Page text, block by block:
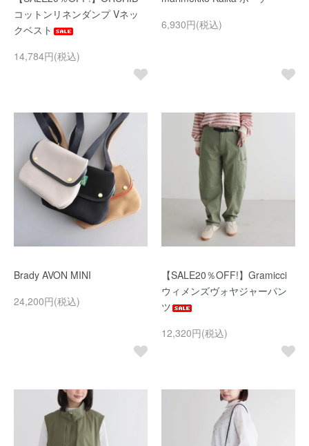
コットンリネンダンプ Vネッ
クベスト
14,784円(税込)
6,930円(税込)
Brady AVON MINI
24,200円(税込)
【SALE20％OFF!】Gramicci
ウィメンズヴォヤジャーパン
ツ
12,320円(税込)